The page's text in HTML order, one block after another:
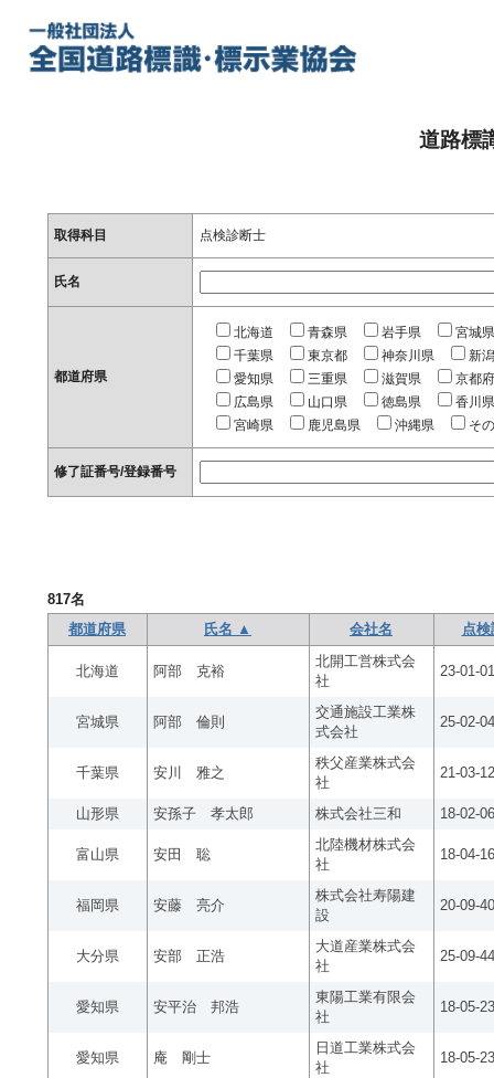
道路標
取得科目 点検診断士
氏名
都道府県
北海道 青森県 岩手県
宮城県
千葉県
東京都 神奈川県
新
愛知県
三重県 滋賀県
京都府
広島県
山口県 徳島県
香川県
宮崎県
鹿児島県 沖縄県 そ
修了証番号/登録番号
817名
都道府県
氏名 ▲ 会社名 点
北海道 阿部 克裕
北開工営株式会
社
23-01-
宮城県 阿部 倫則
交通施設工業株
式会社
25-02-
千葉県 安川 雅之
秩父産業株式会
社
21-03-
山形県 安孫子 孝太郎 株式会社三和 18-02-
富山県 安田 聡
北陸機材株式会
社
18-04-
福岡県 安藤 亮介
株式会社寿陽建
設
20-09-
大分県 安部 正浩
大道産業株式会
社
25-09-
愛知県 安平治 邦浩
東陽工業有限会
社
18-05-
愛知県 庵 剛士
日道工業株式会
社
18-05-